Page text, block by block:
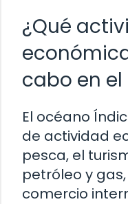
¿Qué
cabo en
El océano
de actividad
pesca, el
petróleo y
comercio